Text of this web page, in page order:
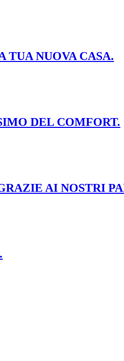
NUOVA CASA.
DEL COMFORT.
AI NOSTRI